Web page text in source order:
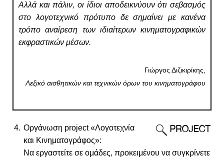
Αλλά και πάλιν, οι ίδιοι αποδεικνύουν ότι σεβασμός
στο λογοτεχνικό πρότυπο δε σημαίνει με κανένα
τρόπο αναίρεση των ιδιαίτερων κινηματογραφικών
εκφραστικών μέσων.
Γιώργος Διζικιρίκης,
Λεξικό αισθητικών και τεχνικών όρων του κινηματογράφου
Οργάνωση project «Λογοτεχνία
και Κινηματογράφος»:
Να εργαστείτε σε ομάδες, προκειμένου να συγκρίνετε